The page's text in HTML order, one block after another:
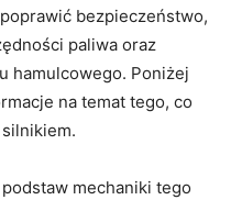
bezpieczeństwo,
paliwa oraz
hamulcowego. Poniżej
na temat tego, co
mechaniki tego